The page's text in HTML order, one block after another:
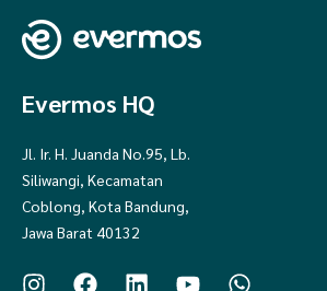
Evermos HQ
Jl. Ir. H. Juanda No.95, Lb.
Siliwangi, Kecamatan
Coblong, Kota Bandung,
Jawa Barat 40132